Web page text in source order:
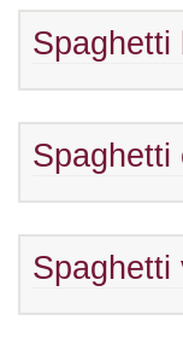
Spaghetti
Spaghetti
Spaghetti